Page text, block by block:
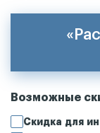
Возможные
Скидка для